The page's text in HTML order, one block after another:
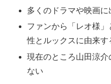
多くのドラマや映画
ファンから「レオ様
性とルックスに由来す
現在のところ山田涼
ない